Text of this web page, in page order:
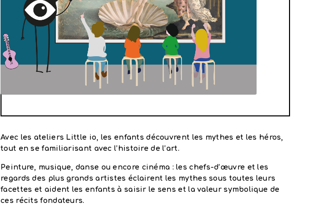
Avec les ateliers Little io, les enfants découvrent les mythes et les héros,
tout en se familiarisant avec l’histoire de l’art.
Peinture, musique, danse ou encore cinéma : les chefs-d’œuvre et les
regards des plus grands artistes éclairent les mythes sous toutes leurs
facettes et aident les enfants à saisir le sens et la valeur symbolique de
ces récits fondateurs.